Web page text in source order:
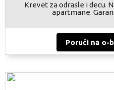
Krevet za odrasle i decu.
apartmane.
Poruči na o-